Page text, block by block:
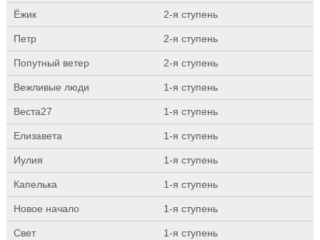
Ёжик 2-я ступень
Петр 2-я ступень
Попутный ветер 2-я ступень
Вежливые люди 1-я ступень
Веста27 1-я ступень
Елизавета 1-я ступень
Иулия 1-я ступень
Капелька 1-я ступень
Новое начало 1-я ступень
Свет 1-я ступень